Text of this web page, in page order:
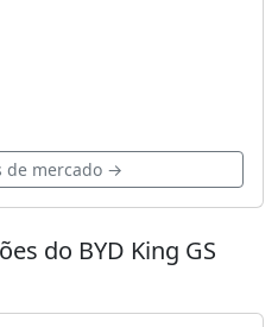
de mercado →
do BYD King GS